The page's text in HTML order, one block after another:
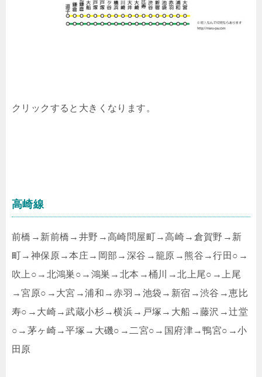
クリックすると大きくなります。
高崎線
前橋→新前橋→井野→高崎問屋町→高崎→倉賀野→新
町→神保原→本庄→岡部→深谷→籠原→熊谷→行田○→
吹上○→北鴻巣○→鴻巣→北本→桶川→北上尾○→上尾
→宮原○→大宮→浦和→赤羽→池袋→新宿→渋谷→恵比
寿○→大崎→武蔵小杉→横浜→戸塚→大船→藤沢→辻堂
○→茅ヶ崎→平塚→大磯○→二宮○→国府津→鴨宮○→小
田原